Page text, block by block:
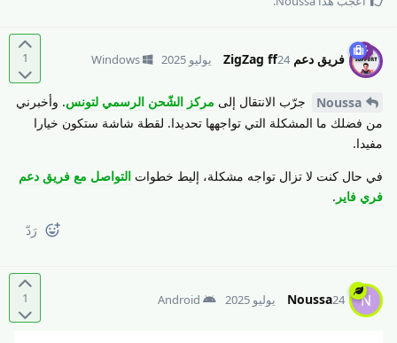
1 فريق دعم ZigZag ff 24 يوليو 2025 Windows
Noussa جرّب الانتقال إلى مركز الشّحن الرسمي لتونس. وأخبرني
من فضلك ما المشكلة التي تواجهها تحديدا. لقطة شاشة ستكون خيارا
مفيدا.
في حال كنت لا تزال تواجه مشكلة، إليط خطوات التواصل مع فريق دعم
فري فاير .
رَدّ
1 N
Noussa24 يوليو 2025 Android